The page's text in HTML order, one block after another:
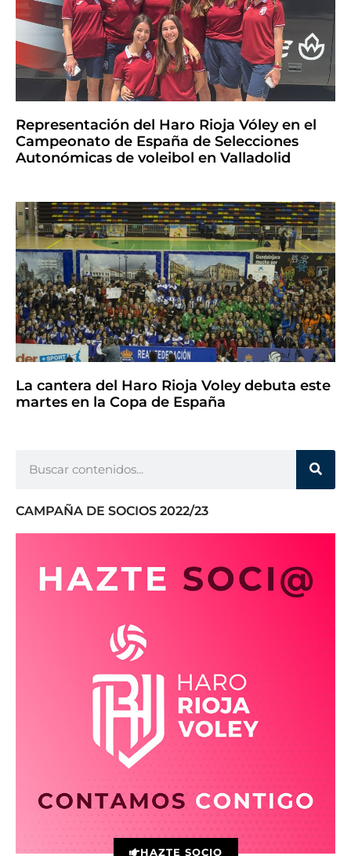
Representación del Haro Rioja Vóley en el
Campeonato de España de Selecciones
Autonómicas de voleibol en Valladolid
La cantera del Haro Rioja Voley debuta este
martes en la Copa de España
CAMPAÑA DE SOCIOS 2022/23
HAZTE SOCIO